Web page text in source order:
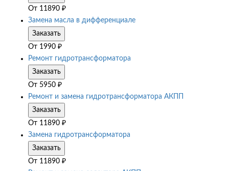
От 11890 ₽
Замена масла в дифференциале
Заказать
От 1990 ₽
Ремонт гидротрансформатора
Заказать
От 5950 ₽
Ремонт и замена гидротрансформатора АКПП
Заказать
От 11890 ₽
Замена гидротрансформатора
Заказать
От 11890 ₽